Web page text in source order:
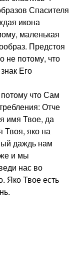
Спасителя
икона
маленькая
Предстоя
не потому, что
Его
что Сам
Отче
имя Твое, да
Твоя, яко на
даждь нам
и мы
нас во
Яко Твое есть